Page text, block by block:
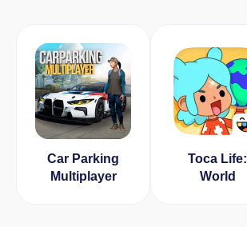
Car Parking
Multiplayer
Toca Life:
World